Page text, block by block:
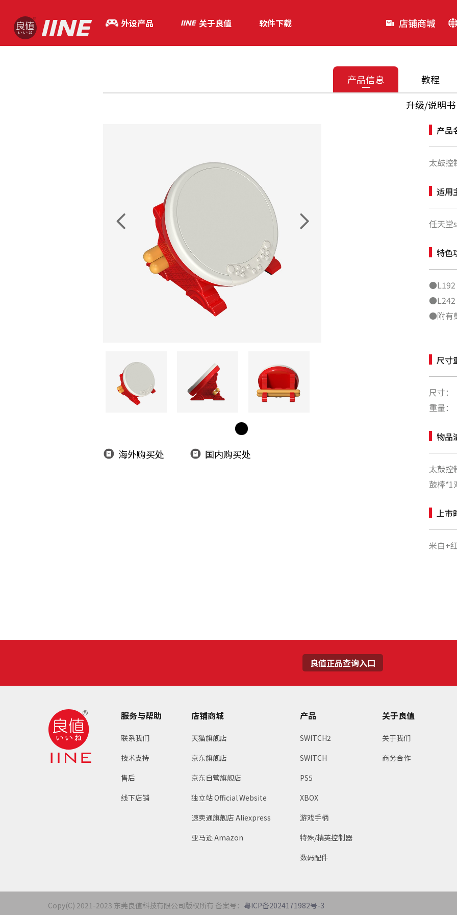
外设产品 关于良值 软件下载 店铺商城
产品信息 教程
升级/说明书
海外购买处 国内购买处
产品
太鼓控
适用
任天堂
特色
●L192
●L242
●附有
尺寸
尺寸：
重量：
物品
太鼓控
鼓棒*1
上市
米白+
良值正品查询入口
服务与帮助
联系我们
技术支持
售后
线下店铺
店铺商城
天猫旗舰店
京东旗舰店
京东自营旗舰店
独立站 Official Website
速卖通旗舰店 Aliexpress
亚马逊 Amazon
产品
SWITCH2
SWITCH
PS5
XBOX
游戏手柄
特殊/精英控制器
数码配件
关于良值
关于我们
商务合作
Copy(C) 2021-2023 东莞良值科技有限公司版权所有 备案号： 粤ICP备2024171982号-3